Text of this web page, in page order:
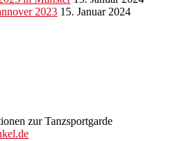
2023 15. Januar 2024
zur Tanzsportgarde